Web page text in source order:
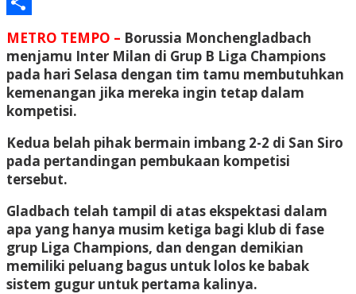
METRO TEMPO – Borussia Monchengladbach
menjamu Inter Milan di Grup B Liga Champions
pada hari Selasa dengan tim tamu membutuhkan
kemenangan jika mereka ingin tetap dalam
kompetisi.
Kedua belah pihak bermain imbang 2-2 di San Siro
pada pertandingan pembukaan kompetisi
tersebut.
Gladbach telah tampil di atas ekspektasi dalam
apa yang hanya musim ketiga bagi klub di fase
grup Liga Champions, dan dengan demikian
memiliki peluang bagus untuk lolos ke babak
sistem gugur untuk pertama kalinya.